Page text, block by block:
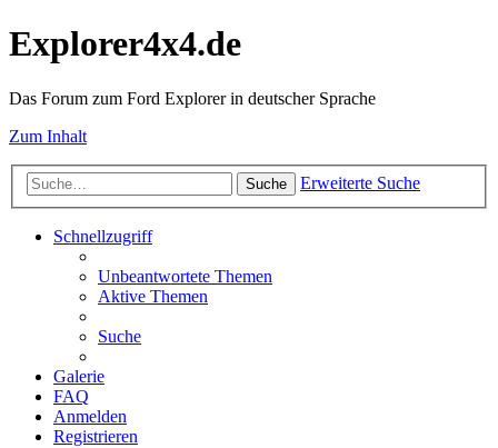
Explorer4x4.de
Das Forum zum Ford Explorer in deutscher Sprache
Zum Inhalt
Suche Erweiterte Suche
Schnellzugriff
Unbeantwortete Themen
Aktive Themen
Suche
Galerie
FAQ
Anmelden
Registrieren